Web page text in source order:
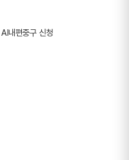
내편중구 신청